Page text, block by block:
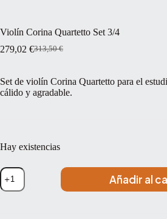
Violín Corina Quartetto Set 3/4
313,50€
El
original
era:
313,50 €.
279,02 €El
actual
es:
279,02 €.
Set de violín Corina Quartetto para el
cálido y agradable.
Hay existencias
Violín
Corina
Quartetto
Añadir al